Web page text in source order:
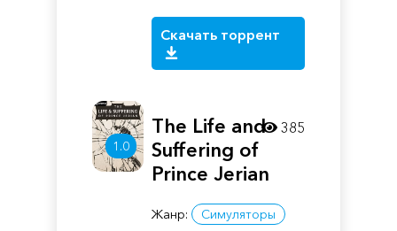
Скачать торрент
1.0
The Life and
Suffering of
Prince Jerian
Жанр: Симуляторы
385